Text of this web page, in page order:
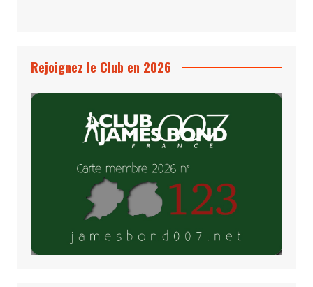
Rejoignez le Club en 2026